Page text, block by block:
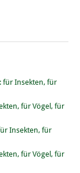
für Insekten, für
für Vögel, für
Insekten, für
für Vögel, für